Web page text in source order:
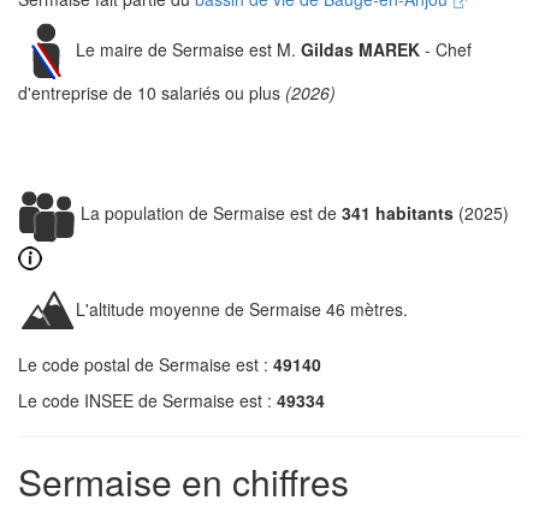
Le maire de Sermaise est M. Gildas MAREK - Chef
d'entreprise de 10 salariés ou plus (2026)
La population de Sermaise est de 341 habitants (2025)
L'altitude moyenne de Sermaise 46 mètres.
Le code postal de Sermaise est : 49140
Le code INSEE de Sermaise est : 49334
Sermaise en chiffres